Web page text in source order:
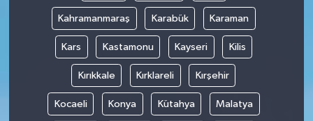
Kahramanmaraş Karabük Karaman
Kars Kastamonu Kayseri Kilis
Kırıkkale Kırklareli Kırşehir
Kocaeli Konya Kütahya Malatya